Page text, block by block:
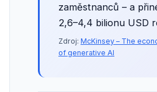
zaměstnanců – a
2,6–4,4 bilionu USD
Zdroj: McKinsey – The
of generative AI